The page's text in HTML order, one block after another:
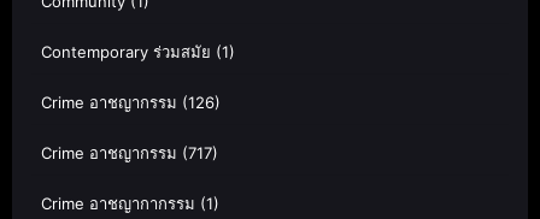
Contemporary ร่วมสมัย (1)
Crime อาชญากรรม (126)
Crime อาชญากรรม (717)
Crime อาชญากากรรม (1)